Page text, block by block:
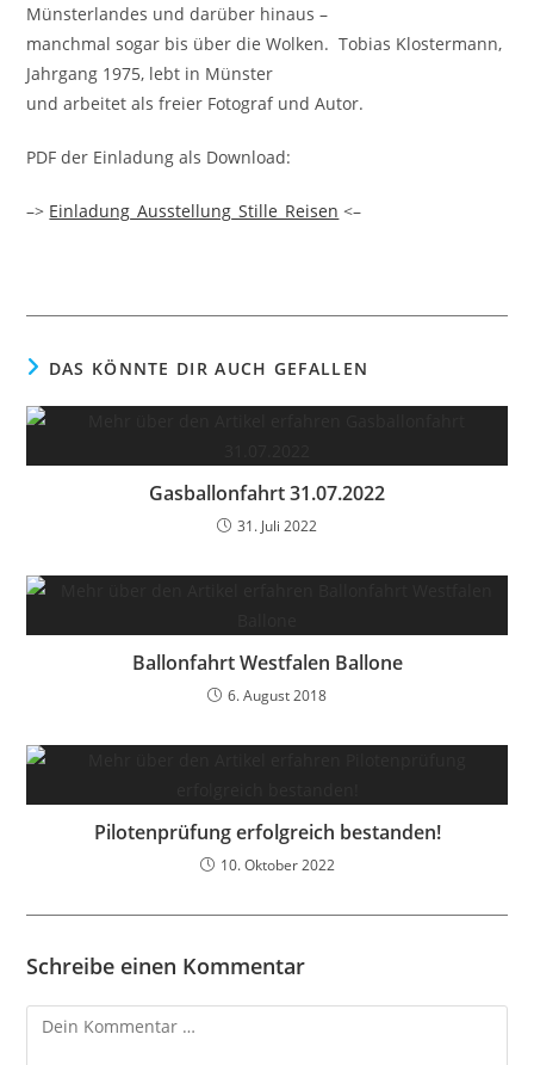
Münsterlandes und darüber hinaus –
manchmal sogar bis über die Wolken. Tobias Klostermann,
Jahrgang 1975, lebt in Münster
und arbeitet als freier Fotograf und Autor.
PDF der Einladung als Download:
–> Einladung_Ausstellung_Stille_Reisen <–
DAS KÖNNTE DIR AUCH GEFALLEN
Gasballonfahrt 31.07.2022
31. Juli 2022
Ballonfahrt Westfalen Ballone
6. August 2018
Pilotenprüfung erfolgreich bestanden!
10. Oktober 2022
Schreibe einen Kommentar
Kommentar